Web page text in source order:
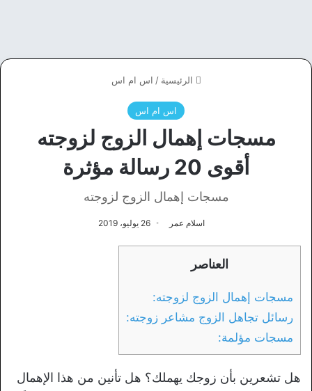
الرئيسية / اس ام اس
اس ام اس
مسجات إهمال الزوج لزوجته
أقوى 20 رسالة مؤثرة
مسجات إهمال الزوج لزوجته
اسلام عمر 26 يوليو، 2019
العناصر
مسجات إهمال الزوج لزوجته:
رسائل تجاهل الزوج مشاعر زوجته:
مسجات مؤلمة:
هل تشعرين بأن زوجك يهملك؟ هل تأنين من هذا الإهمال